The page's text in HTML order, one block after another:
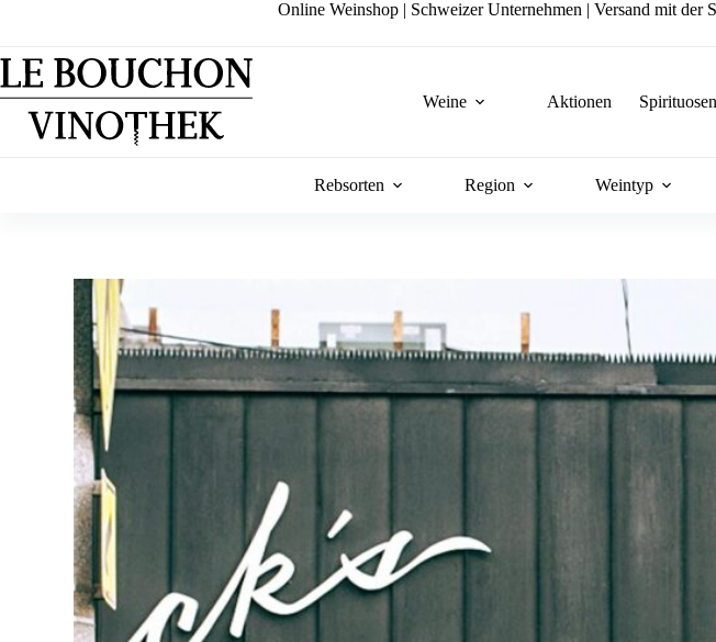
Online Weinshop | Schweizer Unternehmen | Versand mit der
Weine Aktionen Spirituosen
Rebsorten Region Weintyp